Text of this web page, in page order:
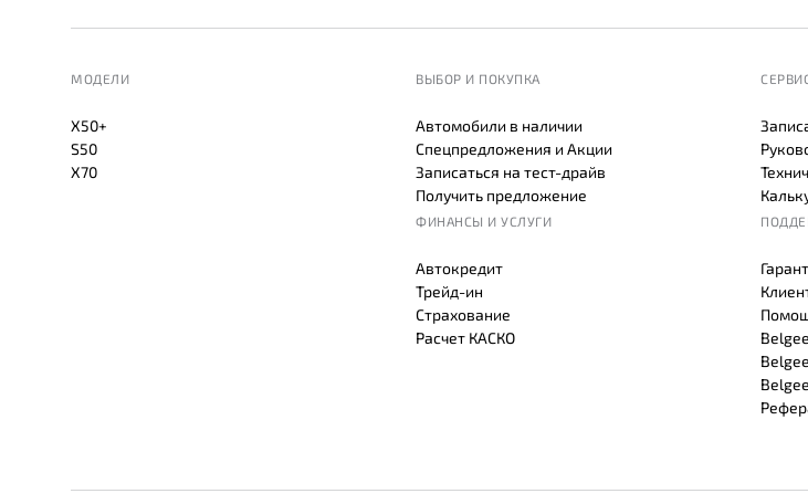
МОДЕЛИ
X50+
S50
X70
ВЫБОР И ПОКУПКА
Автомобили в наличии
Спецпредложения и Акции
Записаться на тест-драйв
Получить предложение
ФИНАНСЫ И УСЛУГИ
Автокредит
Трейд-ин
Страхование
Расчет КАСКО